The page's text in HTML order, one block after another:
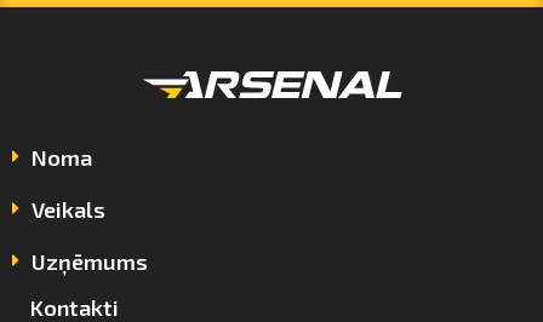
Noma
Veikals
Uzņēmums
Kontakti